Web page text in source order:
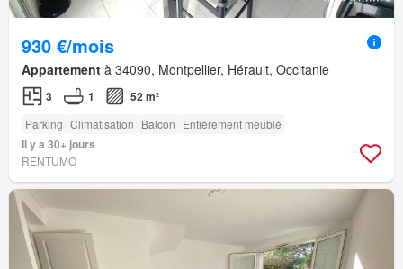
930 €/mois
Appartement à 34090, Montpellier, Hérault, Occitanie
3 1 52 m²
Parking Climatisation Balcon Entièrement meublé
Il y a 30+ jours
RENTUMO